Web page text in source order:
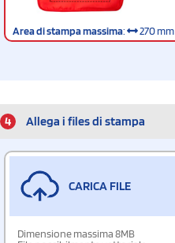
Area di stampa massima: 270 mm
4 Allega i files di stampa
CARICA FILE
Dimensione massima 8MB